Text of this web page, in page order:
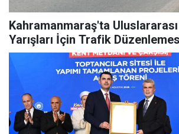
Kahramanmaraş'ta
Yarışları İçin Trafik